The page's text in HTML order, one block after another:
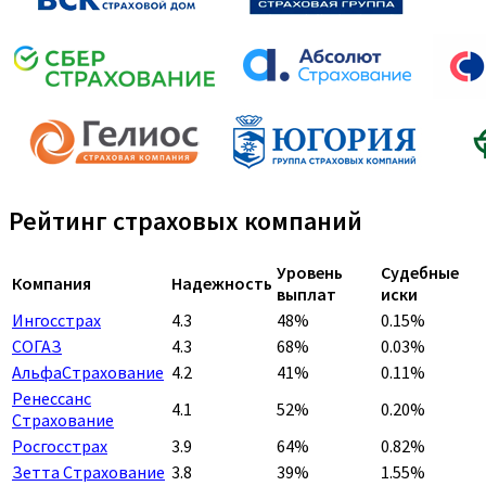
Рейтинг страховых компаний
Компания Надежность Уровень
выплат
Судебные
иски
Ингосстрах
4.3 48%
0.15%
СОГАЗ
4.3 68%
0.03%
АльфаСтрахование 4.2 41%
0.11%
Ренессанс
Страхование
4.1 52%
0.20%
Росгосстрах
3.9 64%
0.82%
Зетта Страхование 3.8 39%
1.55%